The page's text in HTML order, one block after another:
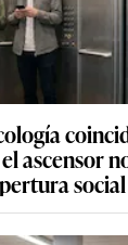
ascensor
social